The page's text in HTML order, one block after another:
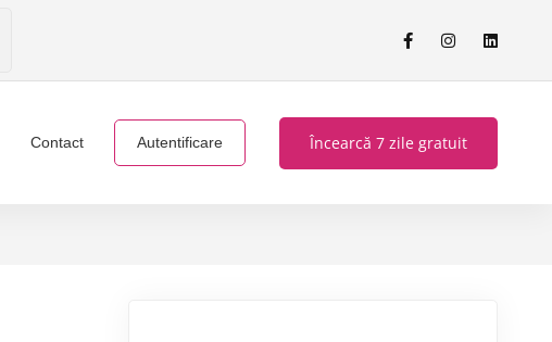
Contact Autentificare Încearcă 7 zile gratuit